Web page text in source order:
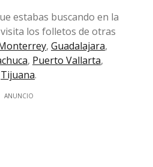
estabas buscando en la
los folletos de otras
, Guadalajara,
, Puerto Vallarta,
Tijuana.
ANUNCIO